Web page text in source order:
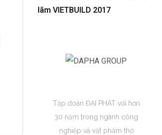
lãm VIETBUILD 2017
Tập đoàn ĐẠI PHÁT với hơn
30 năm trong ngành công
nghiệp và vật phẩm thờ